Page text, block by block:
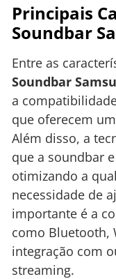
Principais
Soundbar
Entre as
Soundbar
a
que oferecem
Além disso, a
que a soundbar
otimizando a
necessidade de
importante é a
como Bluetooth,
integração com
streaming.